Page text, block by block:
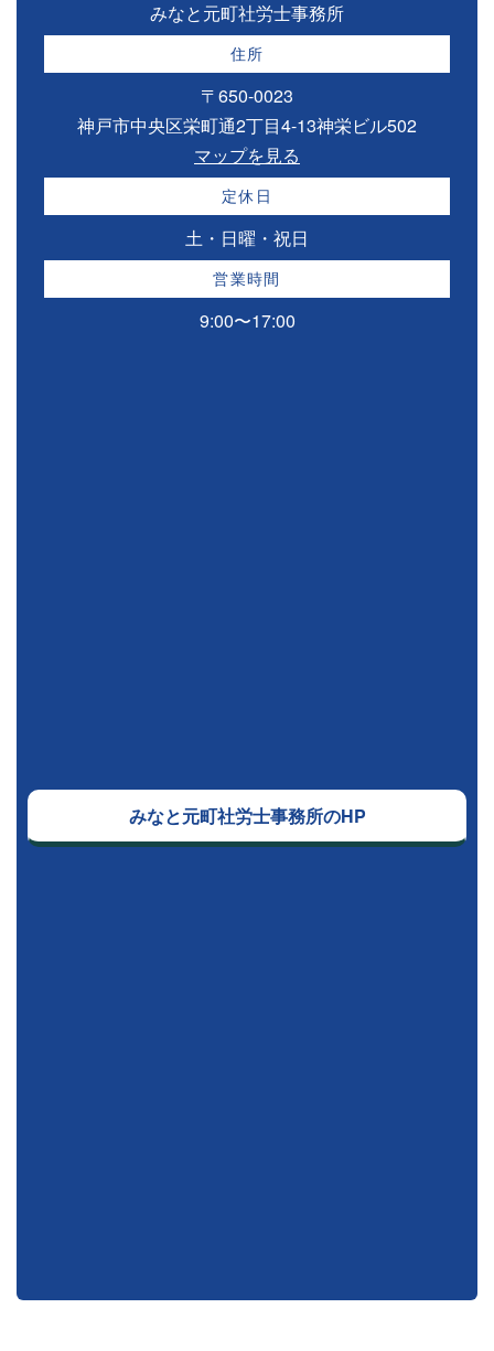
みなと元町社労士事務所
住所
〒650-0023
神戸市中央区栄町通2丁目4-13神栄ビル502
マップを見る
定休日
土・日曜・祝日
営業時間
9:00〜17:00
みなと元町社労士事務所のHP